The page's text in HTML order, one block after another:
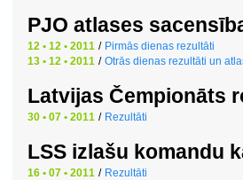
PJO atlases
12 • 12 • 2011 / Pirmās dienas rezultāti
13 • 12 • 2011 / Otrās dienas rezultāti un
Latvijas Čempionāts
30 • 07 • 2011 / Rezultāti
LSS izlašu komandu
16 • 07 • 2011 / Rezultāti